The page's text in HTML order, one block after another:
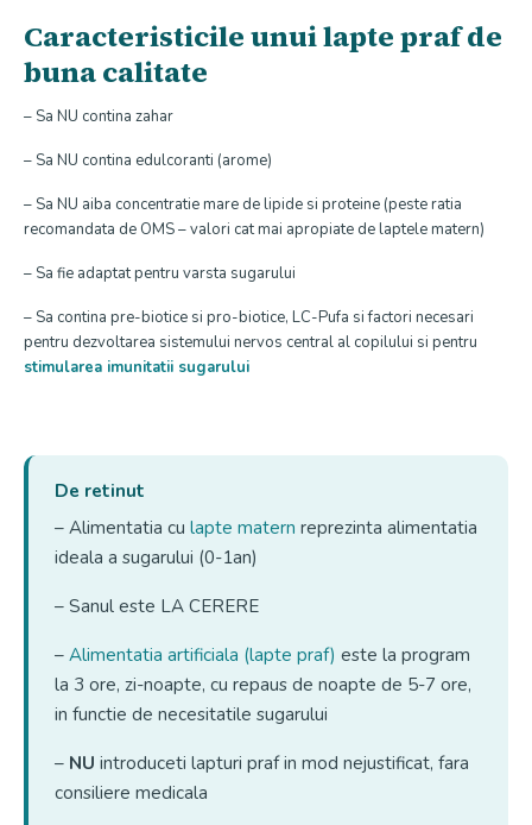
Caracteristicile unui lapte praf de
buna calitate
– Sa NU contina zahar
– Sa NU contina edulcoranti (arome)
– Sa NU aiba concentratie mare de lipide si proteine (peste ratia
recomandata de OMS – valori cat mai apropiate de laptele matern)
– Sa fie adaptat pentru varsta sugarului
– Sa contina pre-biotice si pro-biotice, LC-Pufa si factori necesari
pentru dezvoltarea sistemului nervos central al copilului si pentru
stimularea imunitatii sugarului
De retinut
– Alimentatia cu lapte matern reprezinta alimentatia
ideala a sugarului (0-1an)
– Sanul este LA CERERE
– Alimentatia artificiala (lapte praf) este la program
la 3 ore, zi-noapte, cu repaus de noapte de 5-7 ore,
in functie de necesitatile sugarului
– NU introduceti lapturi praf in mod nejustificat, fara
consiliere medicala